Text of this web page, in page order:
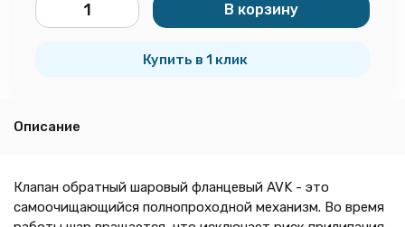
В корзину
Купить в 1 клик
Описание
Клапан обратный шаровый фланцевый AVK - это
самоочищающийся полнопроходной механизм. Во время